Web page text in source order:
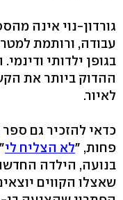
גורדון-נוי אינה
עבודה, ורותמת
בגופן ילדותי
ההדוק ביותר את
לאיור.
כדאי להזכיר גם
פחות, "לא הצליח לי
בנועה, הילדה
שאצלו הקווים